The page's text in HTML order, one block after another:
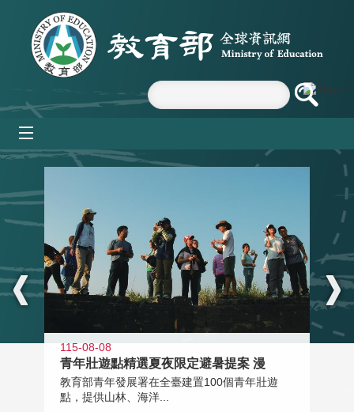
跳到主要內容區塊
:::
115-08-08
青年壯遊點精選夏夜限定避暑提案 漫
教育部青年發展署在全臺建置100個青年壯遊
點，提供山林、海洋...